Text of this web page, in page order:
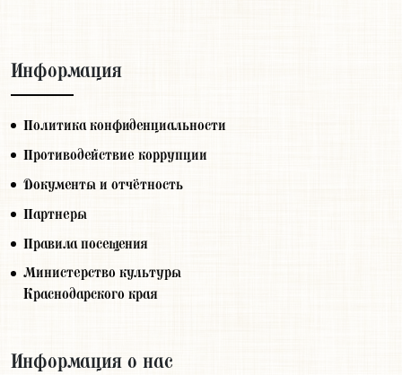
Информация
Политика конфиденциальности
Противодействие коррупции
Документы и отчётность
Партнеры
Правила посещения
Министерство культуры
Краснодарского края
Информация о нас